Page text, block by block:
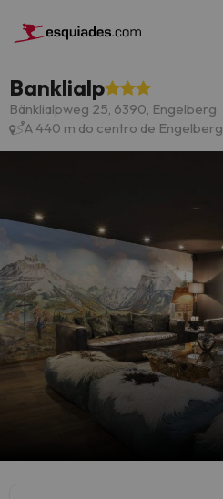
Banklialp
Bänklialpweg 25, 6390, Engelberg
A 440 m do centro de Engelberg